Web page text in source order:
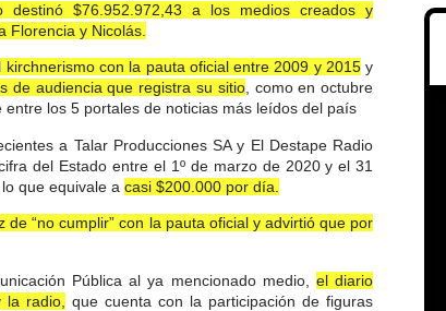
destinó $76.952.972,43 a los medios creados y
Florencia y Nicolás.
con la pauta oficial entre 2009 y 2015y
de audiencia que registra su sitio, como en octubre
los 5 portales de noticias más leídos del país
a Talar Producciones SA y El Destape Radio
del Estado entre el 1º de marzo de 2020 y el 31
que equivale a casi $200.000 por día.
de “no cumplir” con la pauta oficial y advirtió que por
Pública al ya mencionado medio,el diario
radio,
que cuenta con la participación de figuras